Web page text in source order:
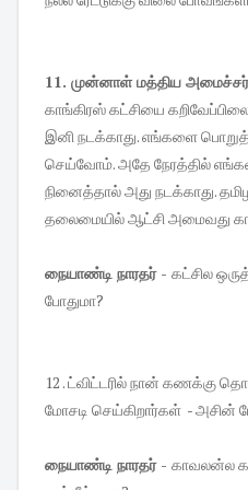
11. முன்னாள் மத்திய
காங்கிரஸ் கட்சியை
இனி நடக்காது. எங்களை
செய்வோம். அதே நேரத்தில்
நினைத்தால் அது நடக்காது.
தலைமையில் ஆட்சி அமைவது
நையாண்டி நாரதர் - கட்சில
போதுமா?
12 . ட்விட்டரில் நான் கணக்கு
மோசடி செய்கிறார்கள் - அசின்
நையாண்டி நாரதர் - காவலன்ல